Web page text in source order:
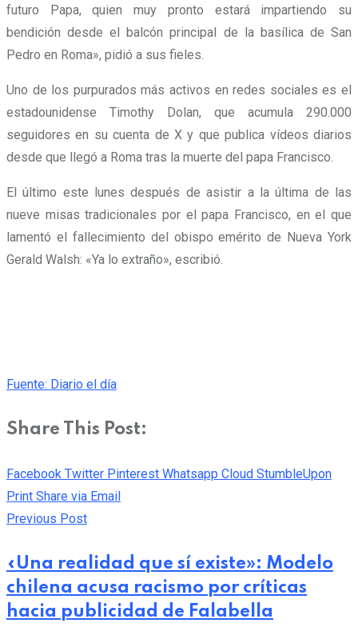
futuro Papa, quien muy pronto estará impartiendo su
bendición desde el balcón principal de la basílica de San
Pedro en Roma», pidió a sus fieles.
Uno de los purpurados más activos en redes sociales es el
estadounidense Timothy Dolan, que acumula 290.000
seguidores en su cuenta de X y que publica vídeos diarios
desde que llegó a Roma tras la muerte del papa Francisco.
El último este lunes después de asistir a la última de las
nueve misas tradicionales por el papa Francisco, en el que
lamentó el fallecimiento del obispo emérito de Nueva York
Gerald Walsh: «Ya lo extraño», escribió.
Fuente: Diario el día
Share This Post:
Facebook Twitter Pinterest Whatsapp Cloud StumbleUpon
Print Share via Email
Previous Post
«Una realidad que sí existe»: Modelo
chilena acusa racismo por críticas
hacia publicidad de Falabella